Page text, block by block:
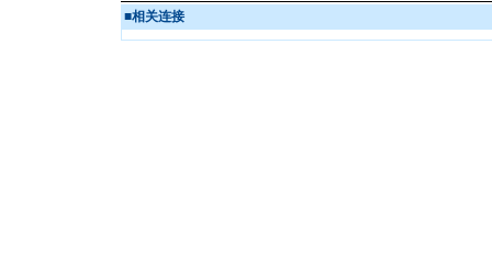
■相关连接